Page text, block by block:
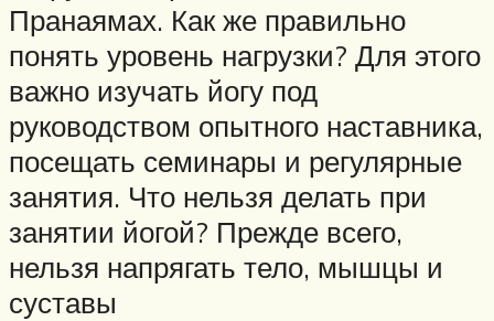
Пранаямах. Как же правильно
понять уровень нагрузки? Для этого
важно изучать йогу под
руководством опытного наставника,
посещать семинары и регулярные
занятия. Что нельзя делать при
занятии йогой? Прежде всего,
нельзя напрягать тело, мышцы и
суставы